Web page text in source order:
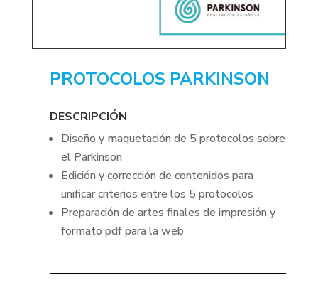
PROTOCOLOS PARKINSON
DESCRIPCIÓN
Diseño y maquetación de 5 protocolos sobre
el Parkinson
Edición y corrección de contenidos para
unificar criterios entre los 5 protocolos
Preparación de artes finales de impresión y
formato pdf para la web